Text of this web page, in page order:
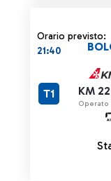
Orario previsto:
21:40
KM
Operato
T1